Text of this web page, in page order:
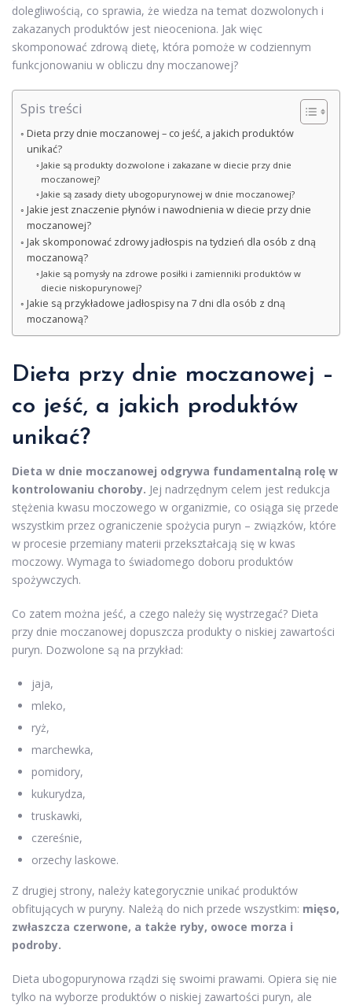
dolegliwością, co sprawia, że wiedza na temat dozwolonych i
zakazanych produktów jest nieoceniona. Jak więc
skomponować zdrową dietę, która pomoże w codziennym
funkcjonowaniu w obliczu dny moczanowej?
Spis treści
Dieta przy dnie moczanowej – co jeść, a jakich produktów
unikać?
Jakie są produkty dozwolone i zakazane w diecie przy dnie
moczanowej?
Jakie są zasady diety ubogopurynowej w dnie moczanowej?
Jakie jest znaczenie płynów i nawodnienia w diecie przy dnie
moczanowej?
Jak skomponować zdrowy jadłospis na tydzień dla osób z dną
moczanową?
Jakie są pomysły na zdrowe posiłki i zamienniki produktów w
diecie niskopurynowej?
Jakie są przykładowe jadłospisy na 7 dni dla osób z dną
moczanową?
Dieta przy dnie moczanowej –
co jeść, a jakich produktów
unikać?
Dieta w dnie moczanowej odgrywa fundamentalną rolę w
kontrolowaniu choroby. Jej nadrzędnym celem jest redukcja
stężenia kwasu moczowego w organizmie, co osiąga się przede
wszystkim przez ograniczenie spożycia puryn – związków, które
w procesie przemiany materii przekształcają się w kwas
moczowy. Wymaga to świadomego doboru produktów
spożywczych.
Co zatem można jeść, a czego należy się wystrzegać? Dieta
przy dnie moczanowej dopuszcza produkty o niskiej zawartości
puryn. Dozwolone są na przykład:
jaja,
mleko,
ryż,
marchewka,
pomidory,
kukurydza,
truskawki,
czereśnie,
orzechy laskowe.
Z drugiej strony, należy kategorycznie unikać produktów
obfitujących w puryny. Należą do nich przede wszystkim: mięso,
zwłaszcza czerwone, a także ryby, owoce morza i
podroby.
Dieta ubogopurynowa rządzi się swoimi prawami. Opiera się nie
tylko na wyborze produktów o niskiej zawartości puryn, ale